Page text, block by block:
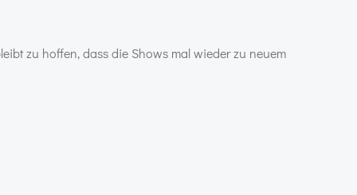
zu hoffen, dass die Shows mal wieder zu neuem